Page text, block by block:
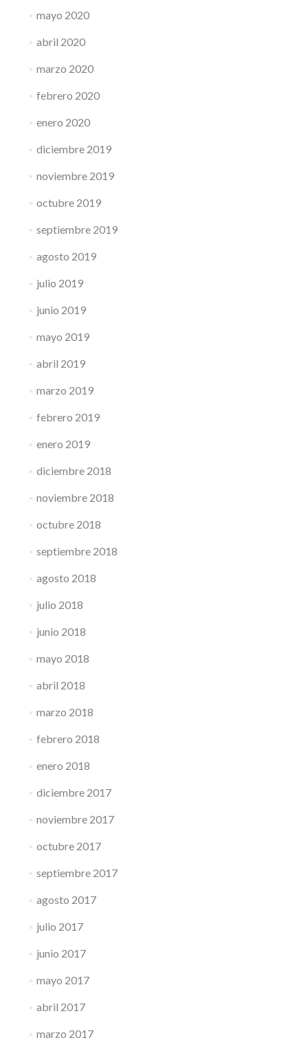
mayo 2020
abril 2020
marzo 2020
febrero 2020
enero 2020
diciembre 2019
noviembre 2019
octubre 2019
septiembre 2019
agosto 2019
julio 2019
junio 2019
mayo 2019
abril 2019
marzo 2019
febrero 2019
enero 2019
diciembre 2018
noviembre 2018
octubre 2018
septiembre 2018
agosto 2018
julio 2018
junio 2018
mayo 2018
abril 2018
marzo 2018
febrero 2018
enero 2018
diciembre 2017
noviembre 2017
octubre 2017
septiembre 2017
agosto 2017
julio 2017
junio 2017
mayo 2017
abril 2017
marzo 2017